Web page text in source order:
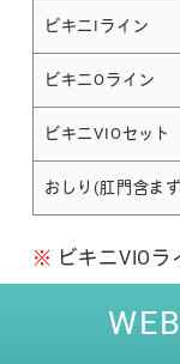
ビキニIライン
ビキニOライン
ビキニVIOセット
おしり(肛門含ま
※ ビキニVIO